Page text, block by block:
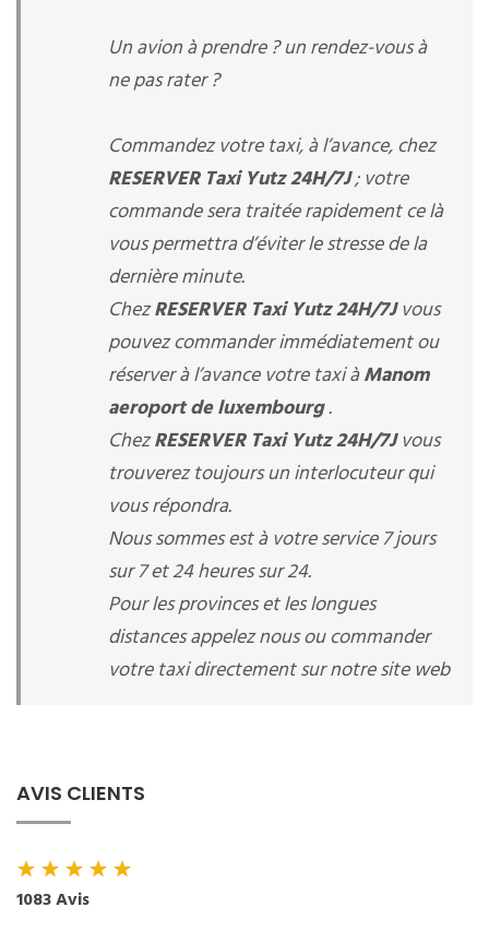
Un avion à prendre ? un rendez-vous à
ne pas rater ?
Commandez votre taxi, à l’avance, chez
RESERVER Taxi Yutz 24H/7J; votre
commande sera traitée rapidement ce là
vous permettra d’éviter le stresse de la
dernière minute.
ChezRESERVER Taxi Yutz 24H/7Jvous
pouvez commander immédiatement ou
réserver à l’avance votre taxi àManom
aeroport de luxembourg.
ChezRESERVER Taxi Yutz 24H/7Jvous
trouverez toujours un interlocuteur qui
vous répondra.
Nous sommes est à votre service 7 jours
sur 7 et 24 heures sur 24.
Pour les provinces et les longues
distances appelez nous ou commander
votre taxi directement sur notre site web
AVIS CLIENTS
★★★★★
1083 Avis